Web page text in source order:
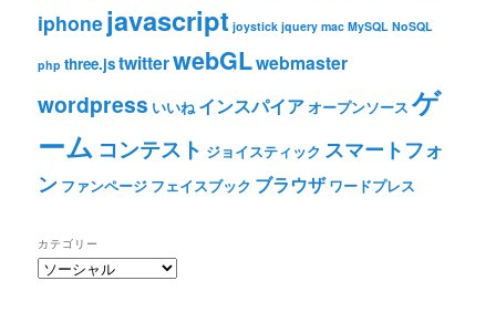
iphonejavascript joystick jquery mac MySQL NoSQL
php three.jstwitterwebGLwebmaster
wordpress いいね インスパイアオープンソース ゲ
ーム コンテスト ジョイスティック スマートフォ
ン ファンページ フェイスブック ブラウザ ワードプレス
カテゴリー
カ